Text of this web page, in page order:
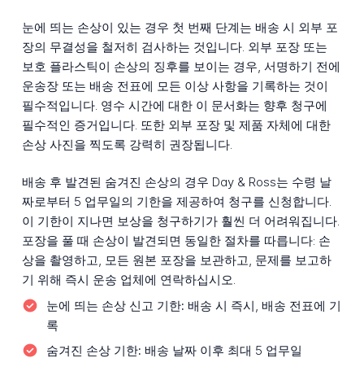
눈에 띄는 손상이 있는 경우 첫 번째 단계는 배송 시 외부 포
장의 무결성을 철저히 검사하는 것입니다. 외부 포장 또는
보호 플라스틱이 손상의 징후를 보이는 경우, 서명하기 전에
운송장 또는 배송 전표에 모든 이상 사항을 기록하는 것이
필수적입니다. 영수 시간에 대한 이 문서화는 향후 청구에
필수적인 증거입니다. 또한 외부 포장 및 제품 자체에 대한
손상 사진을 찍도록 강력히 권장됩니다.
배송 후 발견된 숨겨진 손상의 경우 Day & Ross는 수령 날
짜로부터 5 업무일의 기한을 제공하여 청구를 신청합니다.
이 기한이 지나면 보상을 청구하기가 훨씬 더 어려워집니다.
포장을 풀 때 손상이 발견되면 동일한 절차를 따릅니다: 손
상을 촬영하고, 모든 원본 포장을 보관하고, 문제를 보고하
기 위해 즉시 운송 업체에 연락하십시오.
눈에 띄는 손상 신고 기한: 배송 시 즉시, 배송 전표에 기
록
숨겨진 손상 기한: 배송 날짜 이후 최대 5 업무일